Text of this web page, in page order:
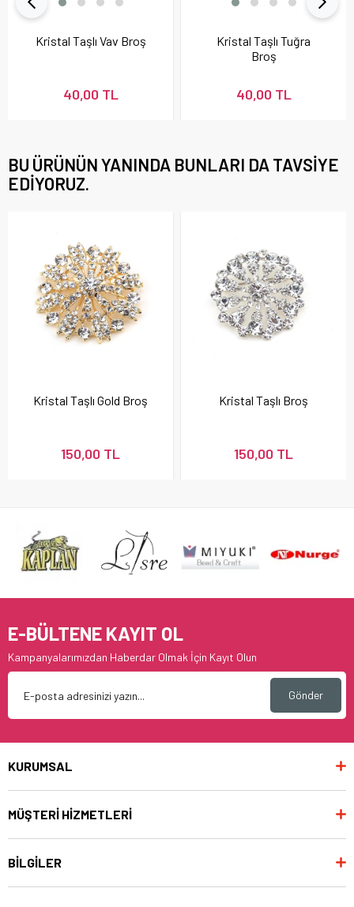
Kristal Taşlı Vav Broş
40,00 TL
Kristal Taşlı Tuğra
Broş
40,00 TL
BU ÜRÜNÜN YANINDA BUNLARI DA TAVSIYE
EDIYORUZ.
Kristal Taşlı Gold Broş
150,00 TL
Kristal Taşlı Broş
150,00 TL
E-BÜLTENE KAYIT OL
Kampanyalarımızdan Haberdar Olmak İçin Kayıt Olun
Gönder
KURUMSAL
MÜŞTERİ HİZMETLERİ
BİLGİLER